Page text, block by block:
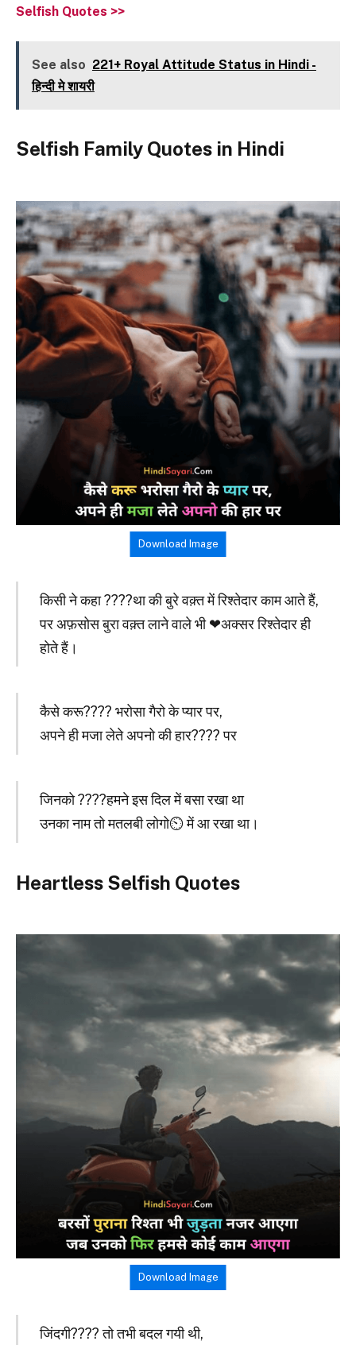
Selfish Quotes >>
See also 221+ Royal Attitude Status in Hindi -
हिन्दी मे शायरी
Selfish Family Quotes in Hindi
Download Image
किसी ने कहा ????था की बुरे वक़्त में रिश्तेदार काम आते हैं,
पर अफ़सोस बुरा वक़्त लाने वाले भी ❤अक्सर रिश्तेदार ही
होते हैं।
कैसे करू???? भरोसा गैरो के प्यार पर,
अपने ही मजा लेते अपनो की हार???? पर
जिनको ????हमने इस दिल में बसा रखा था
उनका नाम तो मतलबी लोगो⏲ में आ रखा था।
Heartless Selfish Quotes
Download Image
जिंदगी???? तो तभी बदल गयी थी,